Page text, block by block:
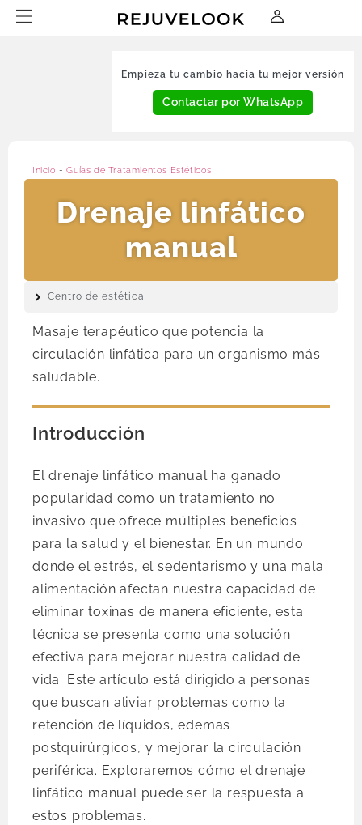
Empieza tu cambio hacia tu mejor versión
Contactar por WhatsApp
Inicio -Guías de Tratamientos Estéticos
Drenaje linfático
manual
Centro de estética
Masaje terapéutico que potencia la
circulación linfática para un organismo más
saludable.
Introducción
El drenaje linfático manual ha ganado
popularidad como un tratamiento no
invasivo que ofrece múltiples beneficios
para la salud y el bienestar. En un mundo
donde el estrés, el sedentarismo y una mala
alimentación afectan nuestra capacidad de
eliminar toxinas de manera eficiente, esta
técnica se presenta como una solución
efectiva para mejorar nuestra calidad de
vida. Este artículo está dirigido a personas
que buscan aliviar problemas como la
retención de líquidos, edemas
postquirúrgicos, y mejorar la circulación
periférica. Exploraremos cómo el drenaje
linfático manual puede ser la respuesta a
estos problemas.